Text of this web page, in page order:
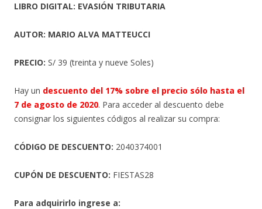
LIBRO DIGITAL: EVASIÓN TRIBUTARIA
AUTOR: MARIO ALVA MATTEUCCI
PRECIO: S/ 39 (treinta y nueve Soles)
Hay un descuento del 17% sobre el precio sólo hasta el
7 de agosto de 2020. Para acceder al descuento debe
consignar los siguientes códigos al realizar su compra:
CÓDIGO DE DESCUENTO: 2040374001
CUPÓN DE DESCUENTO: FIESTAS28
Para adquirirlo ingrese a: